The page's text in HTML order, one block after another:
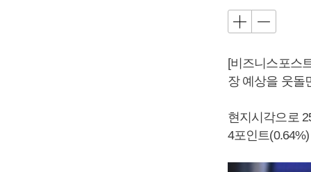
[비즈니스포스
장 예상을 웃돌
현지시각으로
4포인트